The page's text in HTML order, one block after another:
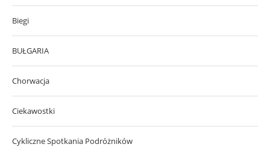
Biegi
BUŁGARIA
Chorwacja
Ciekawostki
Cykliczne Spotkania Podróżników